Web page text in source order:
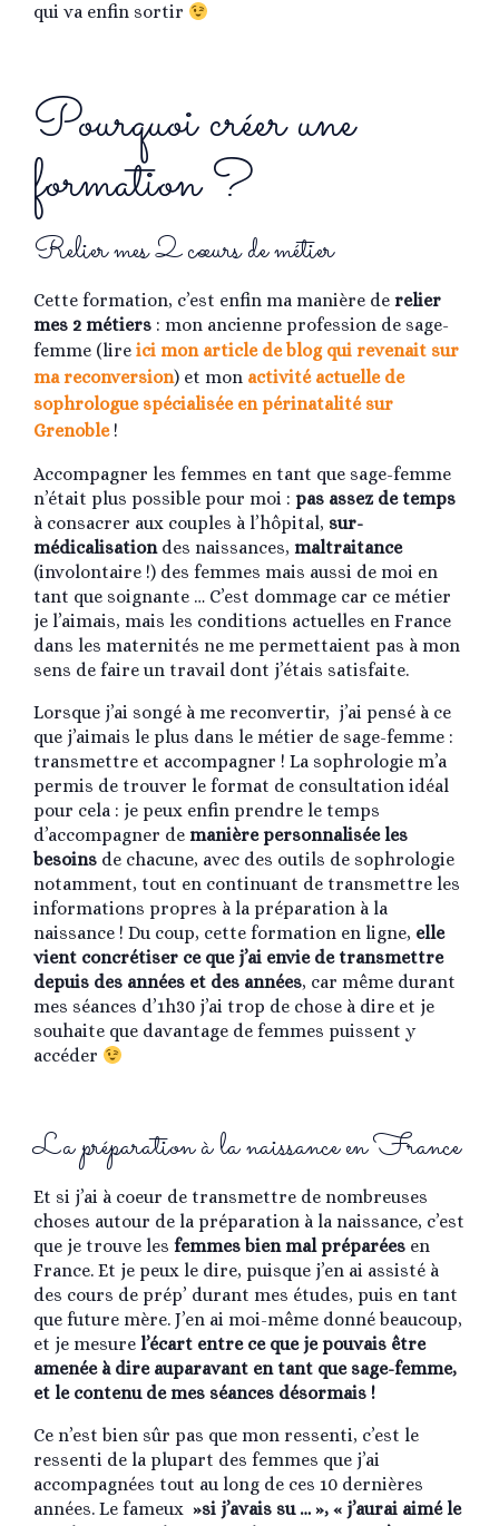
qui va enfin sortir
Pourquoi créer une
formation ?
Relier mes 2 cœurs de métier
Cette formation, c’est enfin ma manière de relier
mes 2 métiers : mon ancienne profession de sage-
femme (lire ici mon article de blog qui revenait sur
ma reconversion) et mon activité actuelle de
sophrologue spécialisée en périnatalité sur
Grenoble!
Accompagner les femmes en tant que sage-femme
n’était plus possible pour moi : pas assez de temps
à consacrer aux couples à l’hôpital, sur-
médicalisationdes naissances, maltraitance
(involontaire !) des femmes mais aussi de moi en
tant que soignante … C’est dommage car ce métier
je l’aimais, mais les conditions actuelles en France
dans les maternités ne me permettaient pas à mon
sens de faire un travail dont j’étais satisfaite.
Lorsque j’ai songé à me reconvertir, j’ai pensé à ce
que j’aimais le plus dans le métier de sage-femme :
transmettre et accompagner ! La sophrologie m’a
permis de trouver le format de consultation idéal
pour cela : je peux enfin prendre le temps
d’accompagner de manière personnalisée les
besoins de chacune, avec des outils de sophrologie
notamment, tout en continuant de transmettre les
informations propres à la préparation à la
naissance ! Du coup, cette formation en ligne, elle
vient concrétiser ce que j’ai envie de transmettre
depuis des années et des années, car même durant
mes séances d’1h30 j’ai trop de chose à dire et je
souhaite que davantage de femmes puissent y
accéder
La préparation à la naissance en France
Et si j’ai à coeur de transmettre de nombreuses
choses autour de la préparation à la naissance, c’est
que je trouve les femmes bien mal préparées en
France. Et je peux le dire, puisque j’en ai assisté à
des cours de prép’ durant mes études, puis en tant
que future mère. J’en ai moi-même donné beaucoup,
et je mesure l’écart entre ce que je pouvais être
amenée à dire auparavant en tant que sage-femme,
et le contenu de mes séances désormais !
Ce n’est bien sûr pas que mon ressenti, c’est le
ressenti de la plupart des femmes que j’ai
accompagnées tout au long de ces 10 dernières
années. Le fameux »si j’avais su … », « j’aurai aimé le